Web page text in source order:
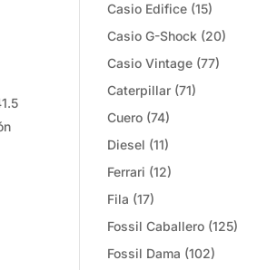
Casio Edifice (15)
Casio G-Shock (20)
Casio Vintage (77)
Caterpillar (71)
Cuero (74)
Diesel (11)
Ferrari (12)
Fila (17)
Fossil Caballero (125)
Fossil Dama (102)